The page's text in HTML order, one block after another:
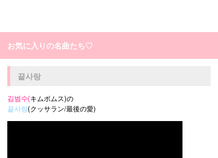
お気に入りの名曲たち♡
끝사랑
김범수(キムボムス)の
끝사랑(クッサラン/最後の愛)